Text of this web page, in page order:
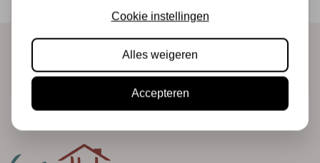
direct in je mailbox!
Abonneer
Cookie instellingen
Alles weigeren
Accepteren